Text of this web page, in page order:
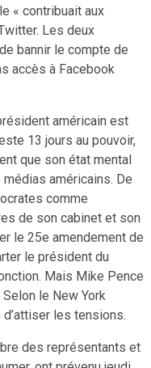
« contribuait aux
Les deux
bannir le compte de
accès à Facebook
américain est
13 jours au pouvoir,
que son état mental
américains. De
comme
de son cabinet et son
le 25e amendement de
le président du
Mais Mike Pence
le New York
les tensions.
des représentants et